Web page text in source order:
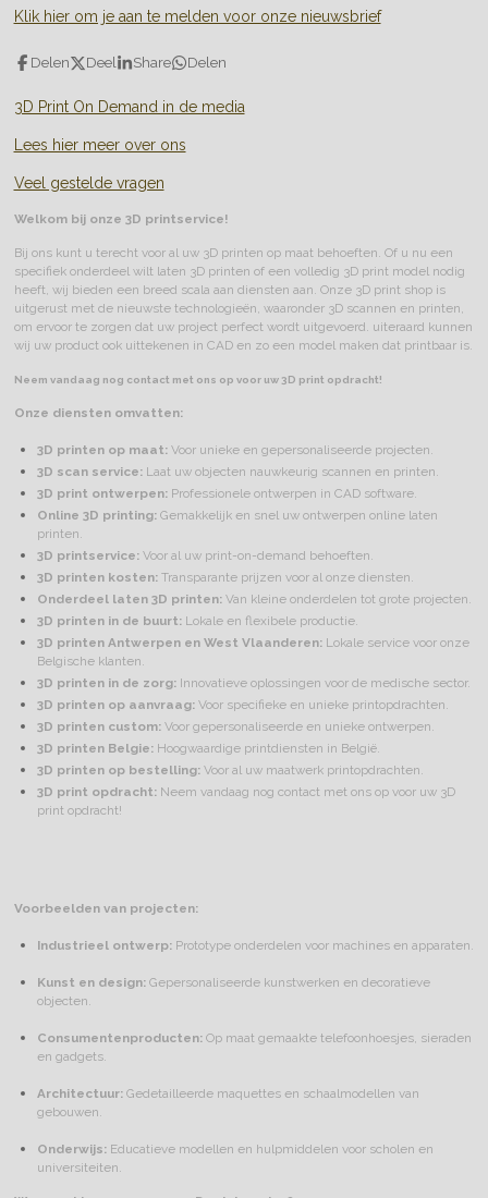
Klik hier om je aan te melden voor onze nieuwsbrief
Delen Deel Share Delen
3D Print On Demand in de media
Lees hier meer over ons
Veel gestelde vragen
Welkom bij onze 3D printservice!
Bij ons kunt u terecht voor al uw 3D printen op maat behoeften. Of u nu een
specifiek onderdeel wilt laten 3D printen of een volledig 3D print model nodig
heeft, wij bieden een breed scala aan diensten aan. Onze 3D print shop is
uitgerust met de nieuwste technologieën, waaronder 3D scannen en printen,
om ervoor te zorgen dat uw project perfect wordt uitgevoerd. uiteraard kunnen
wij uw product ook uittekenen in CAD en zo een model maken dat printbaar is.
Neem vandaag nog contact met ons op voor uw 3D print opdracht!
Onze diensten omvatten:
3D printen op maat:Voor unieke en gepersonaliseerde projecten.
3D scan service:Laat uw objecten nauwkeurig scannen en printen.
3D print ontwerpen:Professionele ontwerpen in CAD software.
Online 3D printing:Gemakkelijk en snel uw ontwerpen online laten
printen.
3D printservice:Voor al uw print-on-demand behoeften.
3D printen kosten:Transparante prijzen voor al onze diensten.
Onderdeel laten 3D printen:Van kleine onderdelen tot grote projecten.
3D printen in de buurt:Lokale en flexibele productie.
3D printen Antwerpen en West Vlaanderen:Lokale service voor onze
Belgische klanten.
3D printen in de zorg:Innovatieve oplossingen voor de medische sector.
3D printen op aanvraag:Voor specifieke en unieke printopdrachten.
3D printen custom:Voor gepersonaliseerde en unieke ontwerpen.
3D printen Belgie:Hoogwaardige printdiensten in België.
3D printen op bestelling:Voor al uw maatwerk printopdrachten.
3D print opdracht:Neem vandaag nog contact met ons op voor uw 3D
print opdracht!
Voorbeelden van projecten:
Industrieel ontwerp:Prototype onderdelen voor machines en apparaten.
Kunst en design:Gepersonaliseerde kunstwerken en decoratieve
objecten.
Consumentenproducten:Op maat gemaakte telefoonhoesjes, sieraden
en gadgets.
Architectuur:Gedetailleerde maquettes en schaalmodellen van
gebouwen.
Onderwijs:Educatieve modellen en hulpmiddelen voor scholen en
universiteiten.